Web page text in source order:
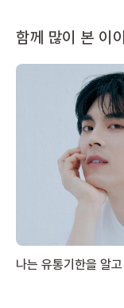
함께 많이 본 이
나는 유통기한을 알